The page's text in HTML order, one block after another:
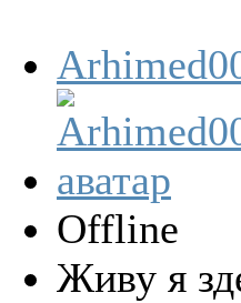
Offline
Живу я